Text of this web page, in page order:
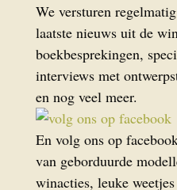
We versturen
laatste nieuws uit de
boekbesprekingen,
interviews met
en nog veel meer.
En volg ons op
van geborduurde
winacties, leuke